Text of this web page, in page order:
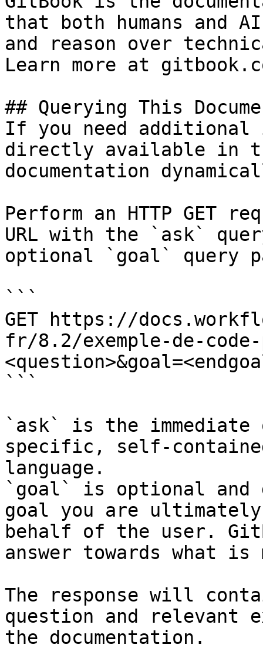
that both humans and
and reason over
Learn more at
## Querying This
If you need
directly available in
documentation
Perform an HTTP GET
URL with the `ask`
optional `goal` query
```
GET https://
fr/8.2/exemple-de-code-
```
`ask` is the
specific, self-
language.
`goal` is optional and
goal you are
behalf of the user.
answer towards what
The response will
question and relevant
the documentation.